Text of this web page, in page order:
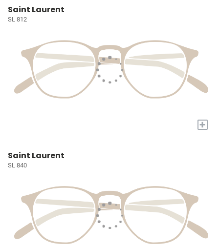
Saint Laurent
SL 812
+
Saint Laurent
SL 840